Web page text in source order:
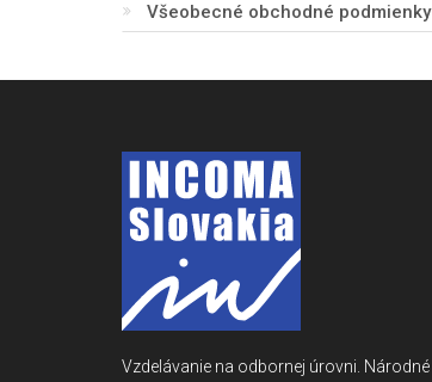
Všeobecné obchodné podmienky
Vzdelávanie na odbornej úrovni. Národné